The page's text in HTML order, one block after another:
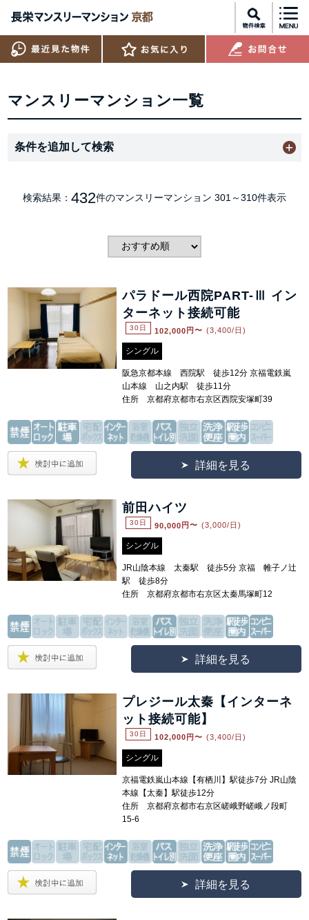
マンスリーマンション一覧
条件を追加して検索
検索結果： 432件のマンスリーマンション 301～310件表示
パラドール西院PART-Ⅲ イン
ターネット接続可能
30日 102,000 円〜 (3,400/日)
シングル
阪急京都本線 西院駅 徒歩12分 京福電鉄嵐
山本線 山之内駅 徒歩11分
住所 京都府京都市右京区西院安塚町39
詳細を見る
前田ハイツ
30日 90,000 円〜 (3,000/日)
シングル
JR山陰本線 太秦駅 徒歩5分 京福 帷子ノ辻
駅 徒歩8分
住所 京都府京都市右京区太秦馬塚町12
詳細を見る
プレジール太秦【インターネ
ット接続可能】
30日 102,000 円〜 (3,400/日)
シングル
京福電鉄嵐山本線【有栖川】駅徒歩7分 JR山陰
本線【太秦】駅徒歩12分
住所 京都府京都市右京区嵯峨野嵯峨ノ段町
15-6
詳細を見る